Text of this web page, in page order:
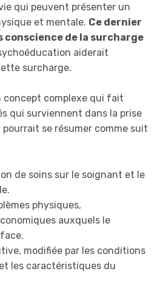
qui peuvent présenter un
et mentale. Ce dernier
conscience de la surcharge
aiderait
surcharge.
complexe qui fait
qui surviennent dans la prise
se résumer comme suit
de soins sur le soignant et le
physiques,
auxquels le
modifiée par les conditions
les caractéristiques du